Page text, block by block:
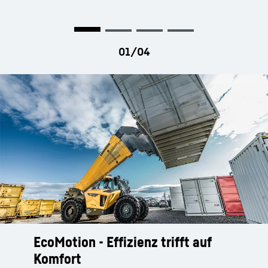
EcoMotion - Effizienz trifft auf
Komfort
MultiMotion – vollautomatische
Arbeitsbewegung und hohe